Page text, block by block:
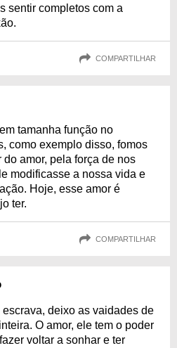
sentir completos com a
COMPARTILHAR
tamanha função no
como exemplo disso, fomos
amor, pela força de nos
modificasse a nossa vida e
Hoje, esse amor é
ter.
COMPARTILHAR
escrava, deixo as vaidades de
O amor, ele tem o poder
voltar a sonhar e ter